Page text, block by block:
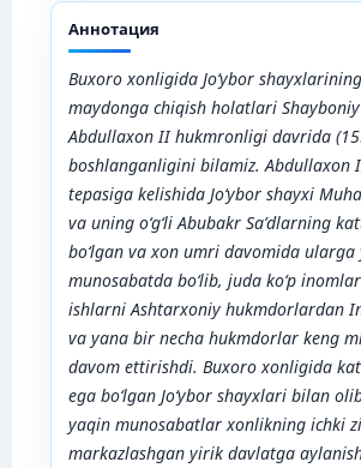
Аннотация
Buxoro xonligida Jo‘ybor
maydonga chiqish holatlari
Abdullaxon II hukmronligi davrida
boshlanganligini bilamiz. Abdullaxon
tepasiga kelishida Jo‘ybor shayxi
va uning o‘g‘li Abubakr Sa’dlarning
bo‘lgan va xon umri davomida ularga
munosabatda bo‘lib, juda ko‘p
ishlarni Ashtarxoniy hukmdorlardan
va yana bir necha hukmdorlar keng
davom ettirishdi. Buxoro xonligida
ega bo‘lgan Jo‘ybor shayxlari bilan
yaqin munosabatlar xonlikning ichki
markazlashgan yirik davlatga